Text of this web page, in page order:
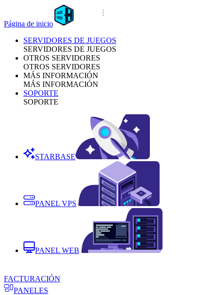
Página de inicio
SERVIDORES DE JUEGOS
SERVIDORES DE JUEGOS
OTROS SERVIDORES
OTROS SERVIDORES
MÁS INFORMACIÓN
MÁS INFORMACIÓN
SOPORTE
SOPORTE
STARBASE
PANEL VPS
PANEL WEB
FACTURACIÓN
PANELES